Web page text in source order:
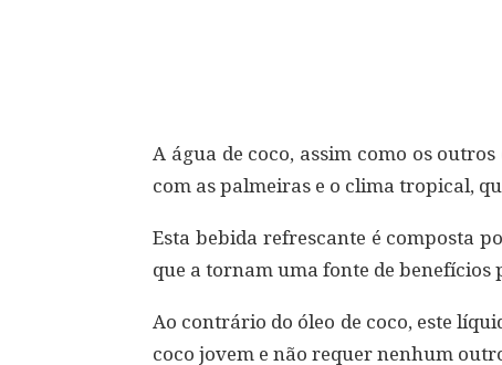
A água de coco, assim como os
com as palmeiras e o clima tropical,
Esta bebida refrescante é composta
que a tornam uma fonte de benefícios
Ao contrário do óleo de coco, este
coco jovem e não requer nenhum